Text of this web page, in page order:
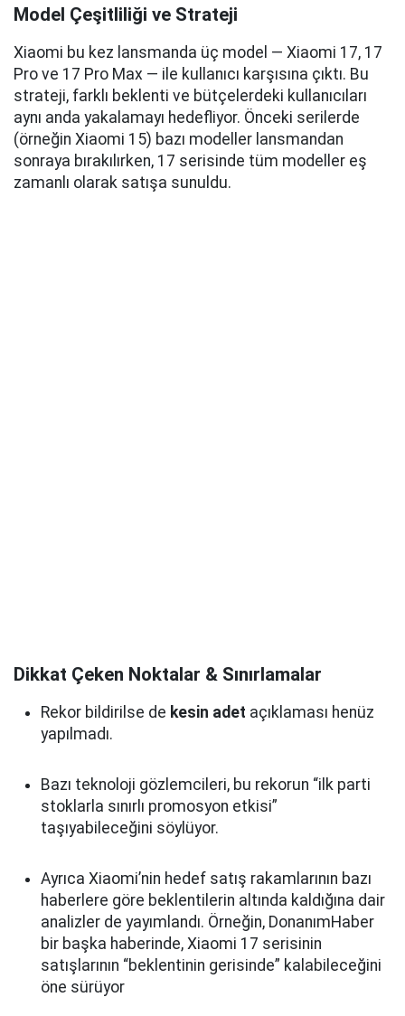
Model Çeşitliliği ve Strateji
Xiaomi bu kez lansmanda üç model — Xiaomi 17, 17
Pro ve 17 Pro Max — ile kullanıcı karşısına çıktı. Bu
strateji, farklı beklenti ve bütçelerdeki kullanıcıları
aynı anda yakalamayı hedefliyor. Önceki serilerde
(örneğin Xiaomi 15) bazı modeller lansmandan
sonraya bırakılırken, 17 serisinde tüm modeller eş
zamanlı olarak satışa sunuldu.
Dikkat Çeken Noktalar & Sınırlamalar
Rekor bildirilse de kesin adet açıklaması henüz
yapılmadı.
Bazı teknoloji gözlemcileri, bu rekorun “ilk parti
stoklarla sınırlı promosyon etkisi”
taşıyabileceğini söylüyor.
Ayrıca Xiaomi’nin hedef satış rakamlarının bazı
haberlere göre beklentilerin altında kaldığına dair
analizler de yayımlandı. Örneğin, DonanımHaber
bir başka haberinde, Xiaomi 17 serisinin
satışlarının “beklentinin gerisinde” kalabileceğini
öne sürüyor